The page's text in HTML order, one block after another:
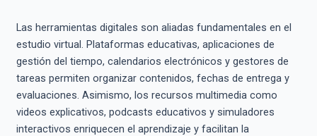
Las herramientas digitales son aliadas fundamentales en el
estudio virtual. Plataformas educativas, aplicaciones de
gestión del tiempo, calendarios electrónicos y gestores de
tareas permiten organizar contenidos, fechas de entrega y
evaluaciones. Asimismo, los recursos multimedia como
videos explicativos, podcasts educativos y simuladores
interactivos enriquecen el aprendizaje y facilitan la